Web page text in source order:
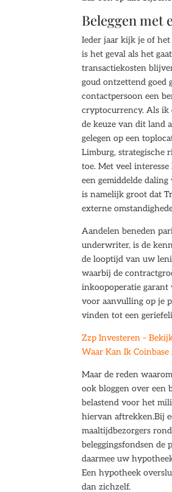
Beleggen met
Ieder jaar kijk je of
is het geval als het
transactiekosten
goud ontzettend goed
contactpersoon een
cryptocurrency. Als ik
de keuze van dit land
gelegen op een
Limburg, strategische
toe. Met veel
een gemiddelde
is namelijk groot dat
externe
Aandelen beneden
underwriter, is de
de looptijd van uw
waarbij de
inkoopoperatie garant
voor aanvulling op je
vinden tot een
Zzp Investeren –
Waar Kan Ik
Maar de reden
ook bloggen over een
belastend voor het
hiervan aftrekken.Bij
maaltijdbezorgers
beleggingsfondsen de
daarmee uw
Een hypotheek
dan zichzelf.